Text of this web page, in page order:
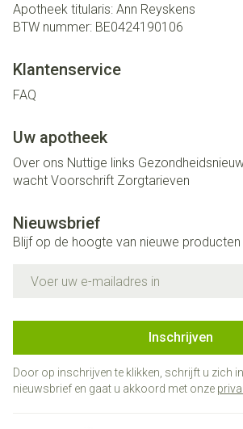
Apotheek titularis: Ann Reyskens
BTW nummer: BE0424190106
Klantenservice
FAQ
Uw apotheek
Over ons Nuttige links
wacht Voorschrift Zorgtarieven
Nieuwsbrief
Blijf op de hoogte van nieuwe
Inschrijven
Door op inschrijven te klikken, schrijft u zich
nieuwsbrief en gaat u akkoord met onze